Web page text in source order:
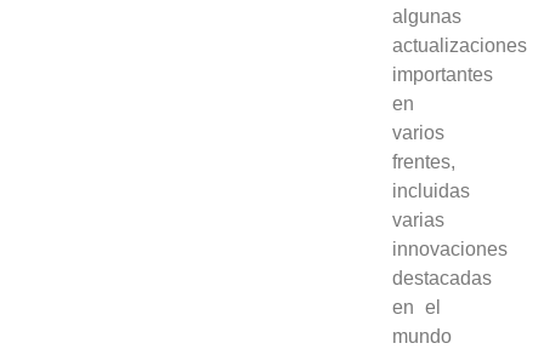
algunas
actualizaciones
importantes
en
varios
frentes,
incluidas
varias
innovaciones
destacadas
en el
mundo